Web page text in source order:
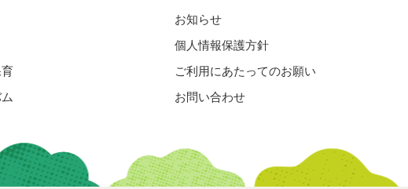
お知らせ
個人情報保護方針
ご利用にあたってのお願い
お問い合わせ